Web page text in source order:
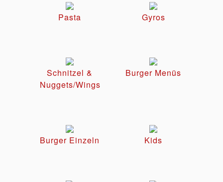
Pasta Gyros
Schnitzel &
Nuggets/Wings
Burger Menüs
Burger Einzeln Kids